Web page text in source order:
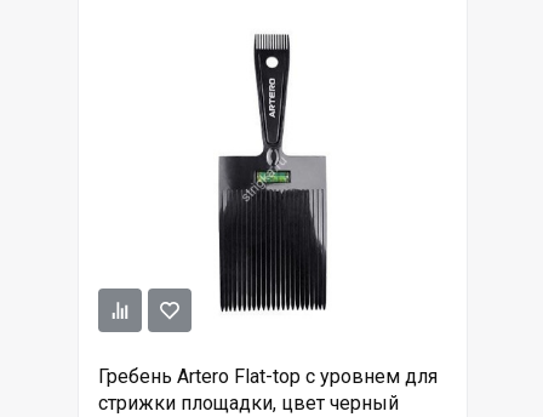
Гребень Artero Flat-top с уровнем для
стрижки площадки, цвет черный